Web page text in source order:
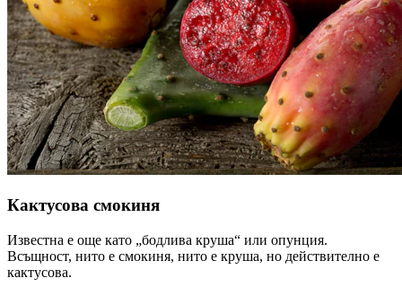
Кактусова смокиня
Известна е още като „бодлива круша“ или опунция.
Всъщност, нито е смокиня, нито е круша, но действително е
кактусова.